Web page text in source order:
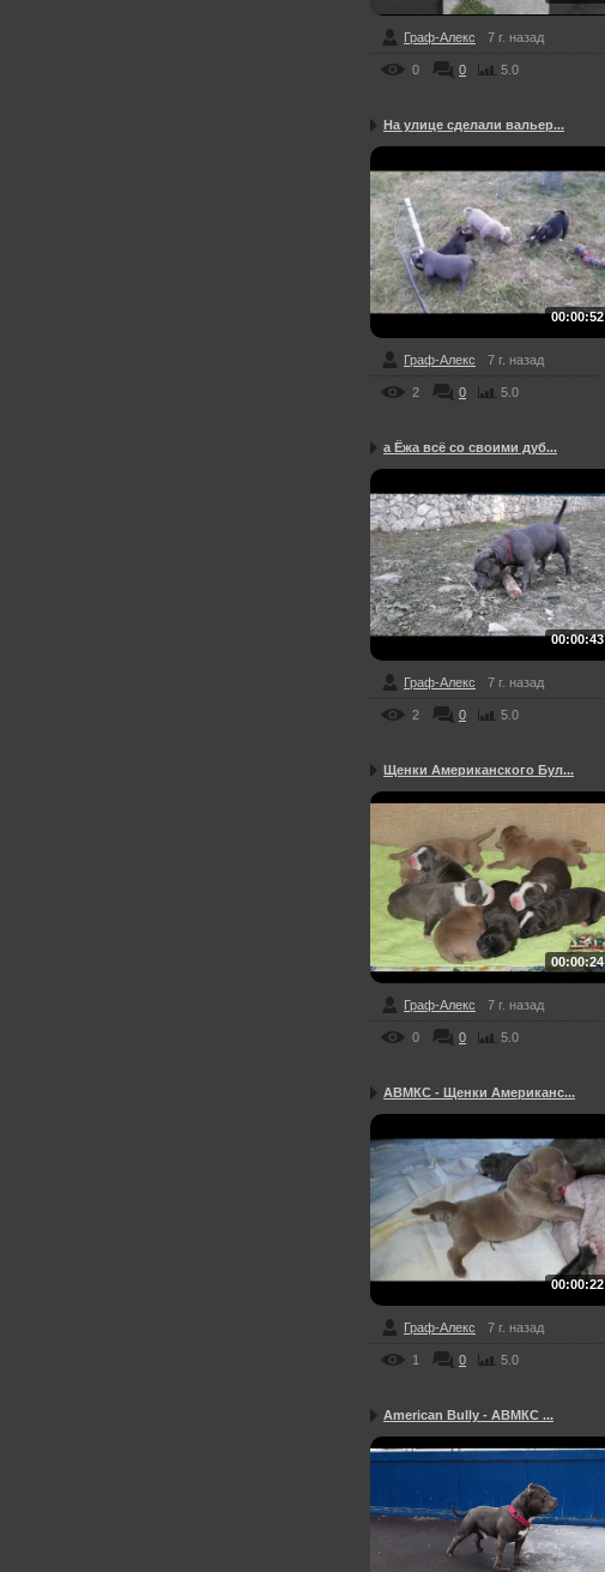
Граф-Алекс 7 г. назад
0 0 5.0
На улице сделали вальер...
00:00:52
Граф-Алекс 7 г. назад
2 0 5.0
а Ёжа всё со своими дуб...
00:00:43
Граф-Алекс 7 г. назад
2 0 5.0
Щенки Американского Бул...
00:00:24
Граф-Алекс 7 г. назад
0 0 5.0
АВМКС - Щенки Американс...
00:00:22
Граф-Алекс 7 г. назад
1 0 5.0
American Bully - АВМКС ...